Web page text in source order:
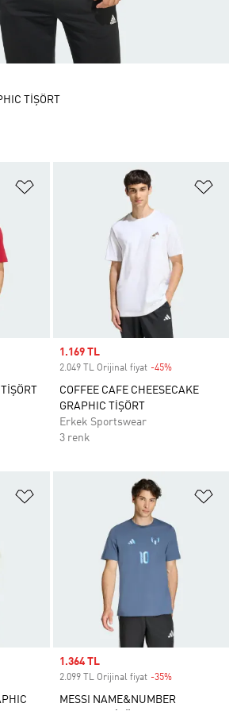
Favori Listesine Ekle
Sale price
1.169 TL
2.049 TL Orijinal fiyat -45%
COFFEE CAFE CHEESECAKE
GRAPHIC TİŞÖRT
Erkek Sportswear
3 renk
Favori Listesine Ekle
Sale price
1.364 TL
2.099 TL Orijinal fiyat -35%
MESSI NAME&NUMBER
TİŞÖRT